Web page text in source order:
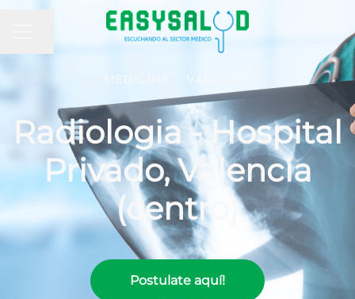
MENÚ DE EMPLEO
Compartir página
MEDICINA VALENCIA
Radiologia - Hospital
Privado, Valencia
(centro)
Postulate aquí!